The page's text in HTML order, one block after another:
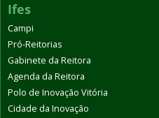
Ifes
Campi
Pró-Reitorias
Gabinete da Reitora
Agenda da Reitora
Polo de Inovação Vitória
Cidade da Inovação